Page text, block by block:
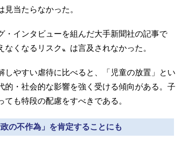
当たらなかった。
インタビューを組んだ大手新聞社の記事で
くなるリスク〟は言及されなかった。
やすい虐待に比べると、「児童の放置」とい
的・社会的な影響を強く受ける傾向がある。子
も特段の配慮をすべきである。
の不作為」を肯定することにも